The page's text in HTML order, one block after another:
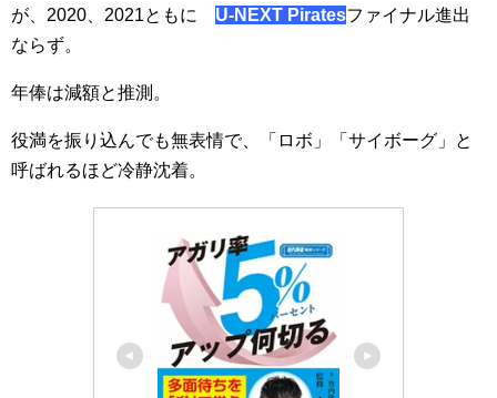
が、2020、2021ともに U-NEXT Piratesファイナル進出
ならず。
年俸は減額と推測。
役満を振り込んでも無表情で、「ロボ」「サイボーグ」と
呼ばれるほど冷静沈着。